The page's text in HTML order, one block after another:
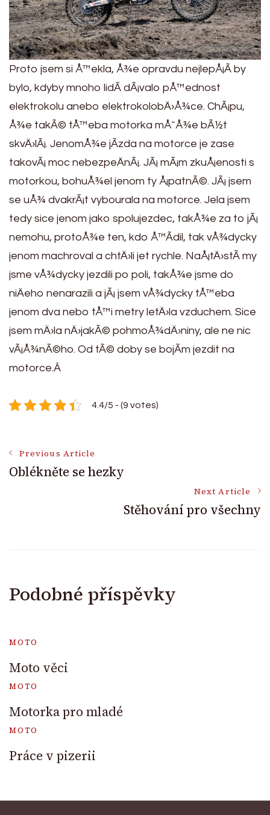
Proto jsem si Å™ekla, Å¾e opravdu nejlepÅ¡Ã­ by
bylo, kdyby mnoho lidÃ­ dÃ¡valo pÅ™ednost
elektrokolu anebo elektrokolobÄ›Å¾ce. ChÃ¡pu,
Å¾e takÃ© tÅ™eba motorka mÅ¯Å¾e bÃ½t
skvÄ›lÃ¡. JenomÅ¾e jÃ­zda na motorce je zase
takovÃ¡ moc nebezpeÄnÃ¡. JÃ¡ mÃ¡m zkuÅ¡enosti s
motorkou, bohuÅ¾el jenom ty Å¡patnÃ©. JÃ¡ jsem
se uÅ¾ dvakrÃ¡t vybourala na motorce. Jela jsem
tedy sice jenom jako spolujezdec, takÅ¾e za to jÃ¡
nemohu, protoÅ¾e ten, kdo Å™Ã­dil, tak vÅ¾dycky
jenom machroval a chtÄ›li jet rychle. NaÅ¡tÄ›stÃ­ my
jsme vÅ¾dycky jezdili po poli, takÅ¾e jsme do
niÄeho nenarazili a jÃ¡ jsem vÅ¾dycky tÅ™eba
jenom dva nebo tÅ™i metry letÄ›la vzduchem. Sice
jsem mÄ›la nÄ›jakÃ© pohmoÅ¾dÄ›niny, ale ne nic
vÃ¡Å¾nÃ©ho. Od tÃ© doby se bojÃ­m jezdit na
motorce.Â
4.4/5 - (9 votes)
Post
Navigation
Previous Article
Oblékněte se hezky
Next Article
Stěhování pro všechny
Podobné příspěvky
MOTO
Moto věci
MOTO
Motorka pro mladé
MOTO
Práce v pizerii